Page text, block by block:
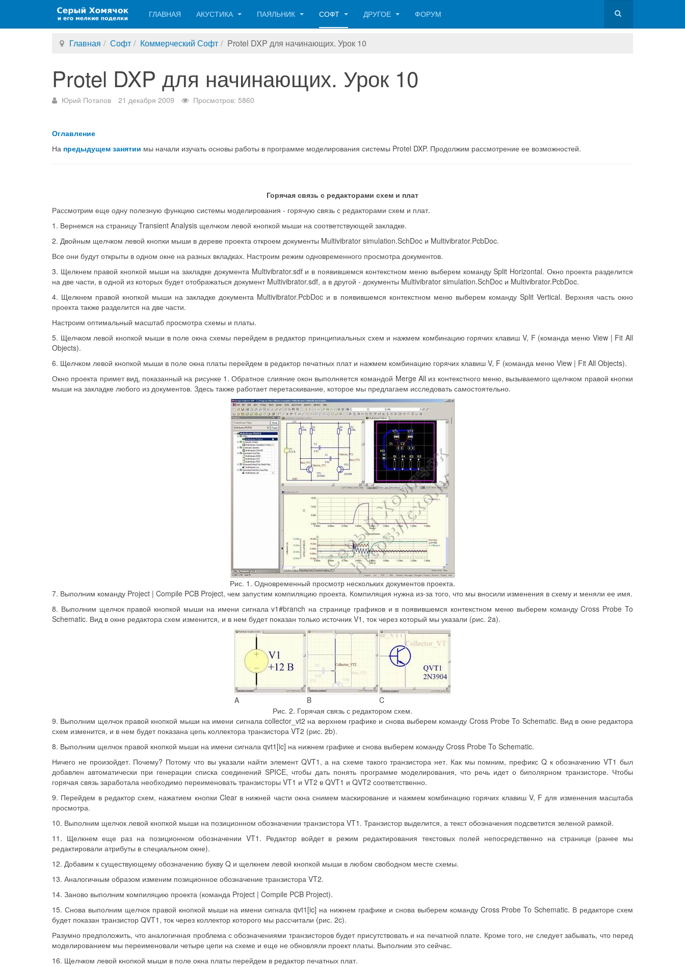
ГЛАВНАЯ АКУСТИКА ПАЯЛЬНИК СОФТ ДРУГОЕ ФОРУМ
Главная Софт Коммерческий Софт Protel DXP для начинающих. Урок 10
Protel DXP для начинающих. Урок 10
Юрий Потапов 21 декабря 2009 Просмотров: 5860
Оглавление
На предыдущем занятии мы начали изучать основы работы в программе моделирования системы Protel DXP. Продолжим рассмотрение ее возможностей.
Горячая связь с редакторами схем и плат
Рассмотрим еще одну полезную функцию системы моделирования - горячую связь с редакторами схем и плат.
1. Вернемся на страницу Transient Analysis щелчком левой кнопкой мыши на соответствующей закладке.
2. Двойным щелчком левой кнопки мыши в дереве проекта откроем документы Multivibrator simulation.SchDoc и Multivibrator.PcbDoc.
Все они будут открыты в одном окне на разных вкладках. Настроим режим одновременного просмотра документов.
3. Щелкнем правой кнопкой мыши на закладке документа Multivibrator.sdf и в появившемся контекстном меню выберем команду Split Horizontal. Окно проекта разделится
на две части, в одной из которых будет отображаться документ Multivibrator.sdf, а в другой - документы Multivibrator simulation.SchDoc и Multivibrator.PcbDoc.
4. Щелкнем правой кнопкой мыши на закладке документа Multivibrator.PcbDoc и в появившемся контекстном меню выберем команду Split Vertical. Верхняя часть окно
проекта также разделится на две части.
Настроим оптимальный масштаб просмотра схемы и платы.
5. Щелчком левой кнопкой мыши в поле окна схемы перейдем в редактор принципиальных схем и нажмем комбинацию горячих клавиш V, F (команда меню View | Fit All
Objects).
6. Щелчком левой кнопкой мыши в поле окна платы перейдем в редактор печатных плат и нажмем комбинацию горячих клавиш V, F (команда меню View | Fit All Objects).
Окно проекта примет вид, показанный на рисунке 1. Обратное слияние окон выполняется командой Merge All из контекстного меню, вызываемого щелчком правой кнопки
мыши на закладке любого из документов. Здесь также работает перетаскивание, которое мы предлагаем исследовать самостоятельно.
Рис. 1. Одновременный просмотр нескольких документов проекта.
7. Выполним команду Project | Compile PCB Project, чем запустим компиляцию проекта. Компиляция нужна из-за того, что мы вносили изменения в схему и меняли ее имя.
8. Выполним щелчок правой кнопкой мыши на имени сигнала v1#branch на странице графиков и в появившемся контекстном меню выберем команду Cross Probe To
Schematic. Вид в окне редактора схем изменится, и в нем будет показан только источник V1, ток через который мы указали (рис. 2a).
A B
C
Рис. 2. Горячая связь с редактором схем.
9. Выполним щелчок правой кнопкой мыши на имени сигнала collector_vt2 на верхнем графике и снова выберем команду Cross Probe To Schematic. Вид в окне редактора
схем изменится, и в нем будет показана цепь коллектора транзистора VT2 (рис. 2b).
8. Выполним щелчок правой кнопкой мыши на имени сигнала qvt1[ic] на нижнем графике и снова выберем команду Cross Probe To Schematic.
Ничего не произойдет. Почему? Потому что вы указали найти элемент QVT1, а на схеме такого транзистора нет. Как мы помним, префикс Q к обозначению VT1 был
добавлен автоматически при генерации списка соединений SPICE, чтобы дать понять программе моделирования, что речь идет о биполярном транзисторе. Чтобы
горячая связь заработала необходимо переименовать транзисторы VT1 и VT2 в QVT1 и QVT2 соответственно.
9. Перейдем в редактор схем, нажатием кнопки Clear в нижней части окна снимем маскирование и нажмем комбинацию горячих клавиш V, F для изменения масштаба
просмотра.
10. Выполним щелчок левой кнопкой мыши на позиционном обозначении транзистора VT1. Транзистор выделится, а текст обозначения подсветится зеленой рамкой.
11. Щелкнем еще раз на позиционном обозначении VT1. Редактор войдет в режим редактирования текстовых полей непосредственно на странице (ранее мы
редактировали атрибуты в специальном окне).
12. Добавим к существующему обозначению букву Q и щелкнем левой кнопкой мыши в любом свободном месте схемы.
13. Аналогичным образом изменим позиционное обозначение транзистора VT2.
14. Заново выполним компиляцию проекта (команда Project | Compile PCB Project).
15. Снова выполним щелчок правой кнопкой мыши на имени сигнала qvt1[ic] на нижнем графике и снова выберем команду Cross Probe To Schematic. В редакторе схем
будет показан транзистор QVT1, ток через коллектор которого мы рассчитали (рис. 2c).
Разумно предположить, что аналогичная проблема с обозначениями транзисторов будет присутствовать и на печатной плате. Кроме того, не следует забывать, что перед
моделированием мы переименовали четыре цепи на схеме и еще не обновляли проект платы. Выполним это сейчас.
16. Щелчком левой кнопкой мыши в поле окна платы перейдем в редактор печатных плат.